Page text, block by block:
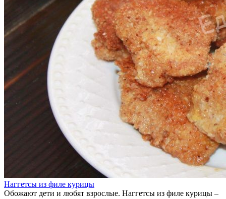
Наггетсы из филе курицы
Обожают дети и любят взрослые. Наггетсы из филе курицы –